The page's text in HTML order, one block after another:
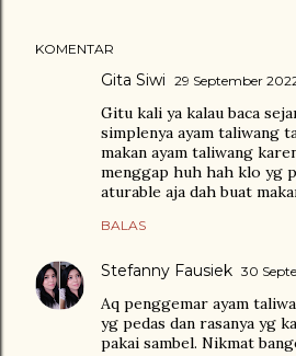
KOMENTAR
Gita Siwi 29 September
Gitu kali ya kalau baca
simplenya ayam taliwang
makan ayam taliwang
menggap huh hah klo yg
aturable aja dah buat
BALAS
Stefanny Fausiek 30
Aq penggemar ayam
yg pedas dan rasanya yg
pakai sambel. Nikmat